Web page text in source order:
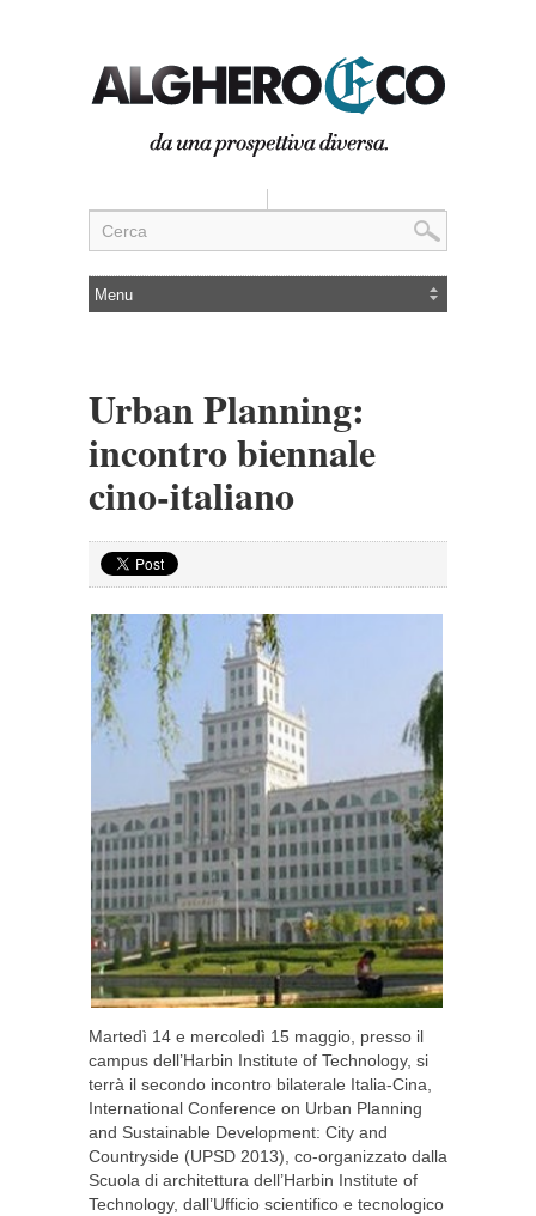
Urban Planning:
incontro biennale
cino-italiano
Martedì 14 e mercoledì 15 maggio, presso il
campus dell’Harbin Institute of Technology, si
terrà il secondo incontro bilaterale Italia-Cina,
International Conference on Urban Planning
and Sustainable Development: City and
Countryside (UPSD 2013), co-organizzato dalla
Scuola di architettura dell’Harbin Institute of
Technology, dall’Ufficio scientifico e tecnologico